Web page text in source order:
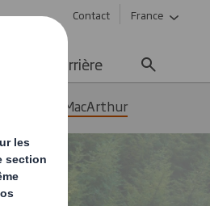
Contact France
Carrière
Ellen MacArthur